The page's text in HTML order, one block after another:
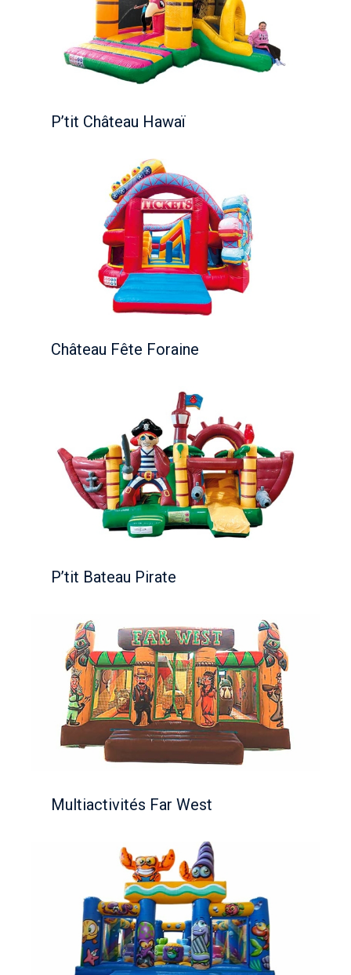
P’tit Château Hawaï
Château Fête Foraine
P’tit Bateau Pirate
Multiactivités Far West